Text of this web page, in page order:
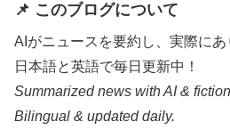
📌 このブログについて
AIがニュースを要約し、実際にあ
日本語と英語で毎日更新中！
Summarized news with AI &
Bilingual & updated daily.